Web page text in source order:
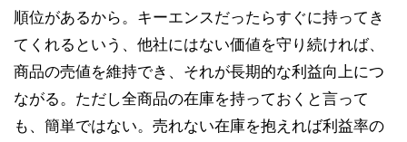
順位があるから。キーエンスだったらすぐに持ってき
てくれるという、他社にはない価値を守り続ければ、
商品の売値を維持でき、それが長期的な利益向上につ
ながる。ただし全商品の在庫を持っておくと言って
も、簡単ではない。売れない在庫を抱えれば利益率の